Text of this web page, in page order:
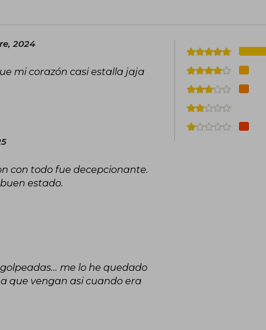
historias que inspiran y transportan a los lectores a
2024
mi corazón casi estalla jaja
con todo fue decepcionante.
estado.
me lo he quedado
que vengan asi cuando era